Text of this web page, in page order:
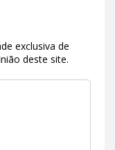
exclusiva de
deste site.